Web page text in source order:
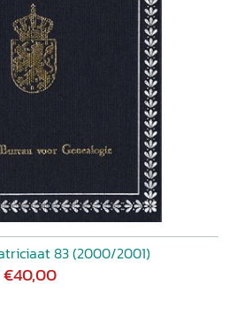
83 (2000/2001)
€40,00